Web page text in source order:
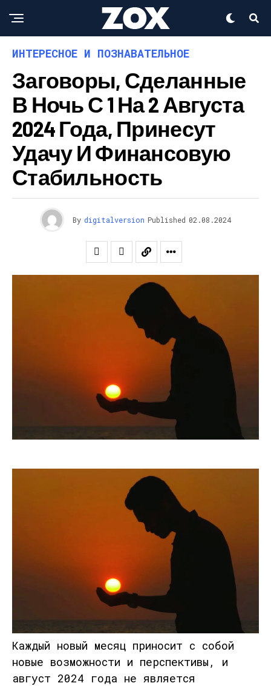
ИНТЕРЕСНОЕ И ПОЗНАВАТЕЛЬНОЕ
Заговоры, Сделанные
В Ночь С 1 На 2 Августа
2024 Года, Принесут
Удачу И Финансовую
Стабильность
By digitalversion Published 02.08.2024
Каждый новый месяц приносит с собой
новые возможности и перспективы, и
август 2024 года не является